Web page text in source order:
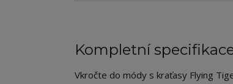
Kompletní
Vkročte do módy s kraťasy Flying